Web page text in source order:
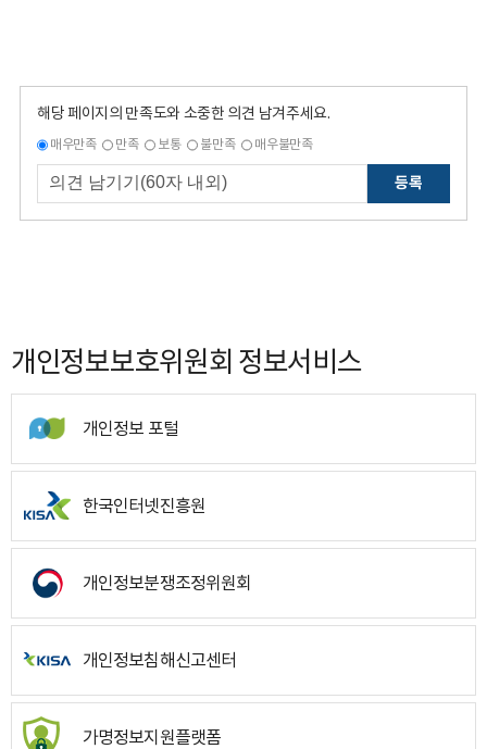
해당 페이지의 만족도와 소중한 의견 남겨주세요.
매우만족 만족 보통 불만족 매우불만족
등록
개인정보보호위원회 정보서비스
개인정보 포털
한국인터넷진흥원
개인정보분쟁조정위원회
개인정보침해신고센터
가명정보지원플랫폼